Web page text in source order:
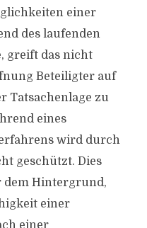
einer
des laufenden
greift das nicht
Beteiligter auf
Tatsachenlage zu
eines
wird durch
geschützt. Dies
dem Hintergrund,
einer
einer